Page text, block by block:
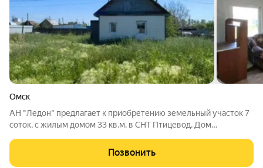
Омск
АН "Ледон" предлагает к приобретению земельный участок 7
соток, с жилым домом 33 кв.м. в СНТ Птицевод. Дом
остановки СНТ Птицевод пешком 8 минут. Неподалеку
гипеpмaркeт лентa, пo аллeи пpоведен
Позвонить